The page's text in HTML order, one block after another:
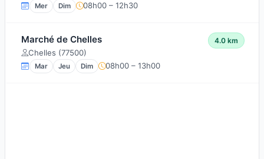
Mer Dim 08h00 – 12h30
Marché de Chelles
Chelles (77500)
4.0 km
Mar Jeu Dim 08h00 – 13h00